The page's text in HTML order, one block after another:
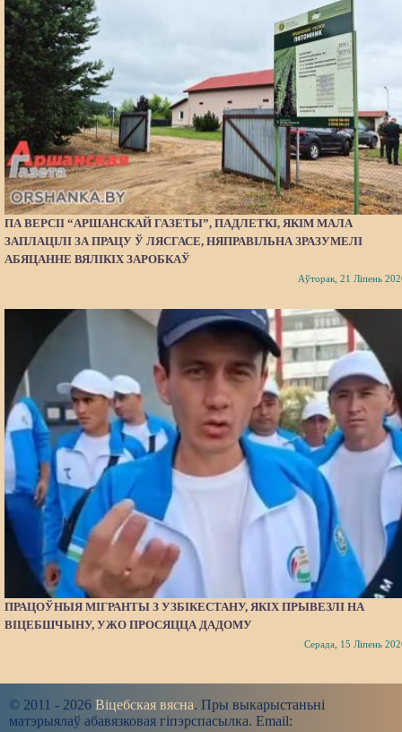
ПА ВЕРСІІ “АРШАНСКАЙ ГАЗЕТЫ”, ПАДЛЕТКІ, ЯКІМ МАЛА
ЗАПЛАЦІЛІ ЗА ПРАЦУ Ў ЛЯСГАСЕ, НЯПРАВІЛЬНА ЗРАЗУМЕЛІ
АБЯЦАННЕ ВЯЛІКІХ ЗАРОБКАЎ
Аўторак, 21 Ліпень
ПРАЦОЎНЫЯ МІГРАНТЫ З УЗБІКЕСТАНУ, ЯКІХ ПРЫВЕЗЛІ НА
ВІЦЕБШЧЫНУ, УЖО ПРОСЯЦЦА ДАДОМУ
Серада, 15 Ліпень
© 2011 - 2026 Віцебская вясна. Пры выкарыстаньні
матэрыялаў абавязковая гіпэрспасылка. Email: